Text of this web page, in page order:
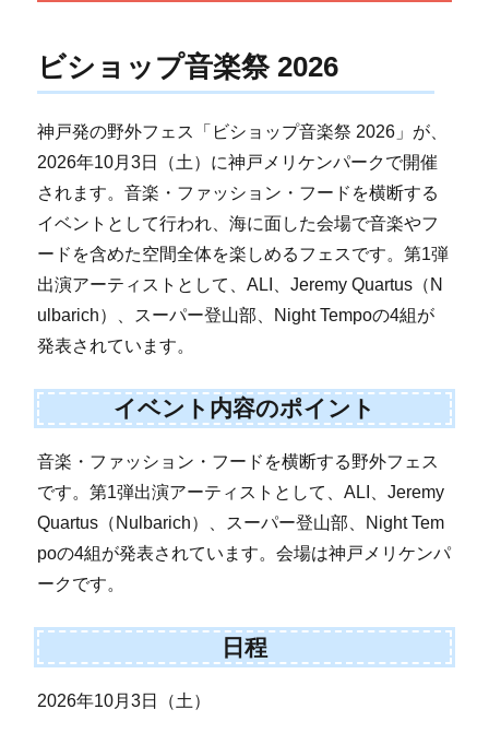
ビショップ音楽祭 2026
神戸発の野外フェス「ビショップ音楽祭 2026」が、
2026年10月3日（土）に神戸メリケンパークで開催
されます。音楽・ファッション・フードを横断する
イベントとして行われ、海に面した会場で音楽やフ
ードを含めた空間全体を楽しめるフェスです。第1弾
出演アーティストとして、ALI、Jeremy Quartus（N
ulbarich）、スーパー登山部、Night Tempoの4組が
発表されています。
イベント内容のポイント
音楽・ファッション・フードを横断する野外フェス
です。第1弾出演アーティストとして、ALI、Jeremy
Quartus（Nulbarich）、スーパー登山部、Night Tem
poの4組が発表されています。会場は神戸メリケンパ
ークです。
日程
2026年10月3日（土）